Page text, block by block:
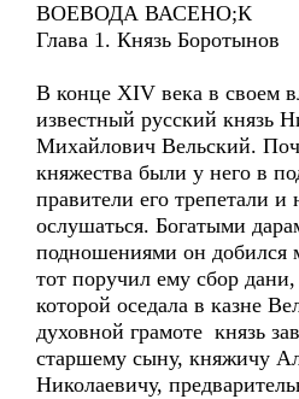
ВОЕВОДА ВАСЕНО;К
Глава 1. Князь Боротынов
В конце XIV века в своем
известный русский князь
Михайлович Вельский.
княжества были у него в
правители его трепетали
ослушаться. Богатыми
подношениями он добился
тот поручил ему сбор
которой оседала в казне
духовной грамоте князь
старшему сыну, княжичу
Николаевичу,